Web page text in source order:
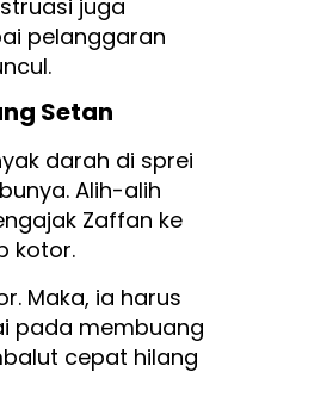
juga
pelanggaran
Setan
darah di sprei
Alih-alih
Zaffan ke
kotor.
Maka, ia harus
pada membuang
cepat hilang